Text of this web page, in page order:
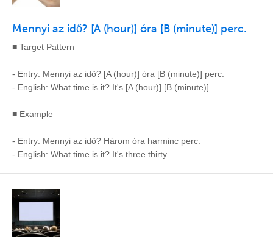
Mennyi az idő? [A (hour)] óra [B (minute)] perc.
■ Target Pattern
- Entry: Mennyi az idő? [A (hour)] óra [B (minute)] perc.
- English: What time is it? It's [A (hour)] [B (minute)].
■ Example
- Entry: Mennyi az idő? Három óra harminc perc.
- English: What time is it? It's three thirty.